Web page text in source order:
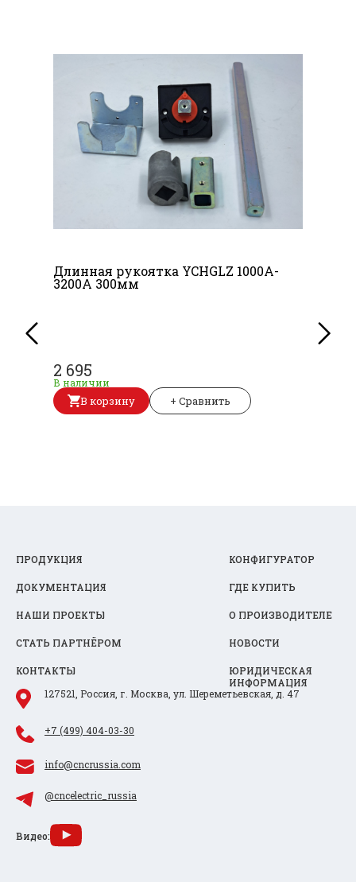
Длинная рукоятка YCHGLZ 1000A-
3200A 300мм
2 695
В наличии
В корзину + Сравнить
ПРОДУКЦИЯ КОНФИГУРАТОР
ДОКУМЕНТАЦИЯ ГДЕ КУПИТЬ
НАШИ ПРОЕКТЫ О ПРОИЗВОДИТЕЛЕ
СТАТЬ ПАРТНЁРОМ НОВОСТИ
КОНТАКТЫ
ЮРИДИЧЕСКАЯ
ИНФОРМАЦИЯ
127521, Россия, г. Москва, ул. Шереметьевская, д. 47
+7 (499) 404-03-30
info@cncrussia.com
@cncelectric_russia
Видео: